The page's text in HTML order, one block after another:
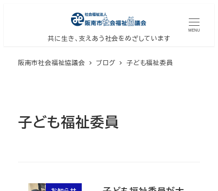
共に生き、支えあう社会をめざしています
MENU
阪南市社会福祉協議会 ブログ 子ども福祉委員
子ども福祉委員